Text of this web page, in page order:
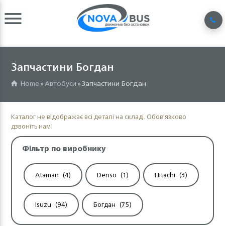
Запчастини Богдан
Home»Автобуси» Запчастини Богдан
Каталог не відображає всі деталі на складі. Обов'язково
дзвоніть нам!
Фільтр по виробнику
Ataman (4) Denso (1) Hitachi (3)
Isuzu (94) Богдан (75)